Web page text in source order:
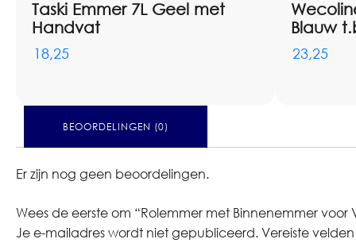
Taski Emmer 7L Geel met
Handvat
18,25
Blauw
23,25
BEOORDELINGEN (0)
Er zijn nog geen beoordelingen.
Wees de eerste om “Rolemmer met Binnenemmer
Je e-mailadres wordt niet gepubliceerd.Vereiste